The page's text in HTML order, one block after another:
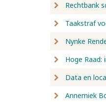
Rechtbank
Taakstraf
Nynke
Hoge
Data en
Annemiek